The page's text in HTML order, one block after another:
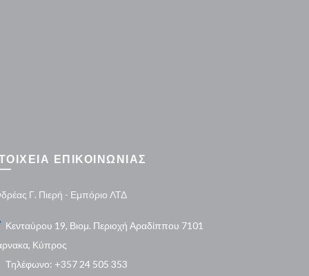
ΕΠΙΚΟΙΝΩΝΙΑΣ
Γ. Πιερή - Εμπόριο ΛΤΔ
Κενταύρου 19, Βιομ. Περιοχή Αραδίππου 7101
Κύπρος
Τηλέφωνο: +357 24 505 353